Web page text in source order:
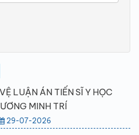
LUẬN ÁN TIẾN SĨ Y HỌC
MINH TRÍ
29-07-2026